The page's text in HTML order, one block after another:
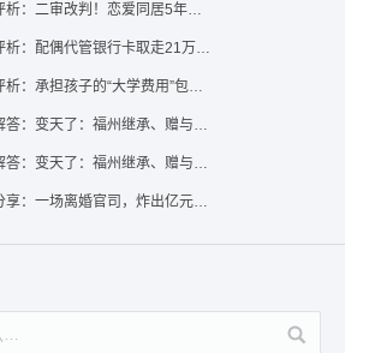
福州律师蔡思斌评析：二审改判！恋爱同居5年为女友买车，分手后能要回吗？
福州律师蔡思斌评析：配偶代管银行卡取走21万，离婚后这笔钱还要得回来吗？
福州律师蔡思斌评析：承担孩子的“大学费用”包括高额留学费用吗？
福州律师蔡思斌解答：变天了：福州继承、赠与房产转让要收20%个税？福州国税官方回复来了！
福州律师蔡思斌解答：变天了：福州继承、赠与房产转让要收20%个税？福州国税官方回答来了！
福州律师蔡思斌分享：一场离婚官司，炸出亿元“糊涂账”：本想分割家产，结果“自爆”了家底